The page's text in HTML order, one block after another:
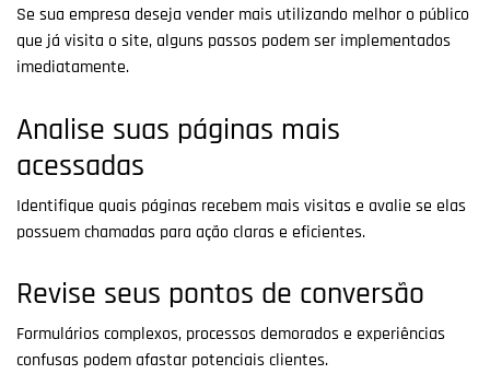
Se sua empresa deseja vender mais utilizando melhor o público
que já visita o site, alguns passos podem ser implementados
imediatamente.
Analise suas páginas mais
acessadas
Identifique quais páginas recebem mais visitas e avalie se elas
possuem chamadas para ação claras e eficientes.
Revise seus pontos de conversão
Formulários complexos, processos demorados e experiências
confusas podem afastar potenciais clientes.